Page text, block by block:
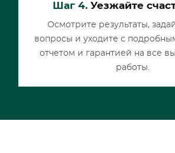
Шаг 4.Уезжайте
Осмотрите результаты,
вопросы и уходите с
отчетом и гарантией на все
работы.